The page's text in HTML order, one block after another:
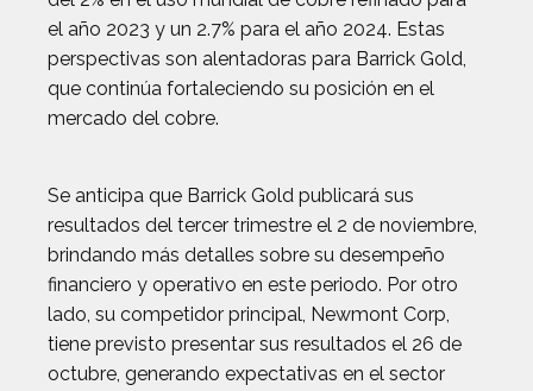
el año 2023 y un 2.7% para el año 2024. Estas
perspectivas son alentadoras para Barrick Gold,
que continúa fortaleciendo su posición en el
mercado del cobre.
Se anticipa que Barrick Gold publicará sus
resultados del tercer trimestre el 2 de noviembre,
brindando más detalles sobre su desempeño
financiero y operativo en este periodo. Por otro
lado, su competidor principal, Newmont Corp,
tiene previsto presentar sus resultados el 26 de
octubre, generando expectativas en el sector